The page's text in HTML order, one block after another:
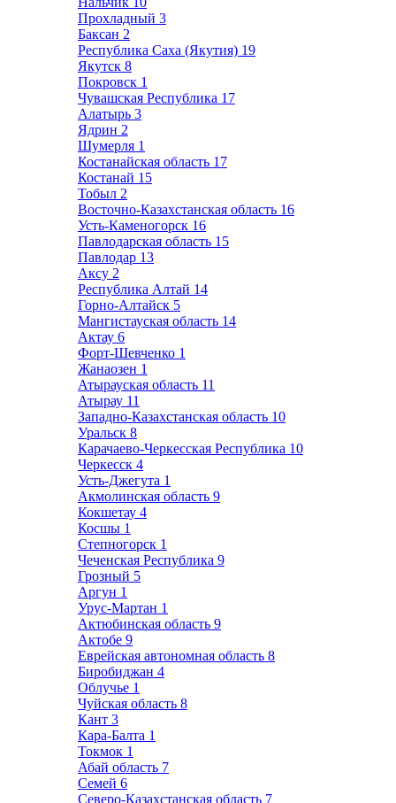
Прохладный 3
Баксан 2
Республика Саха (Якутия) 19
Якутск 8
Покровск 1
Чувашская Республика 17
Алатырь 3
Ядрин 2
Шумерля 1
Костанайская область 17
Костанай 15
Тобыл 2
Восточно-Казахстанская область 16
Усть-Каменогорск 16
Павлодарская область 15
Павлодар 13
Аксу 2
Республика Алтай 14
Горно-Алтайск 5
Мангистауская область 14
Актау 6
Форт-Шевченко 1
Жанаозен 1
Атырауская область 11
Атырау 11
Западно-Казахстанская область 10
Уральск 8
Карачаево-Черкесская Республика 10
Черкесск 4
Усть-Джегута 1
Акмолинская область 9
Кокшетау 4
Косшы 1
Степногорск 1
Чеченская Республика 9
Грозный 5
Аргун 1
Урус-Мартан 1
Актюбинская область 9
Актобе 9
Еврейская автономная область 8
Биробиджан 4
Облучье 1
Чуйская область 8
Кант 3
Кара-Балта 1
Токмок 1
Абай область 7
Семей 6
Северо-Казахстанская область 7